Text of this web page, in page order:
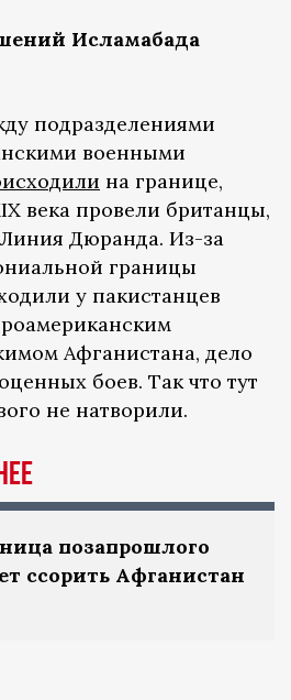
Исламабада
подразделениями
военными
на границе,
века провели британцы,
Дюранда. Из-за
границы
у пакистанцев
Афганистана, дело
боев. Так что тут
не натворили.
позапрошлого
ссорить Афганистан